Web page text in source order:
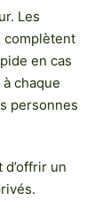
Les
complètent
en cas
chaque
personnes
un